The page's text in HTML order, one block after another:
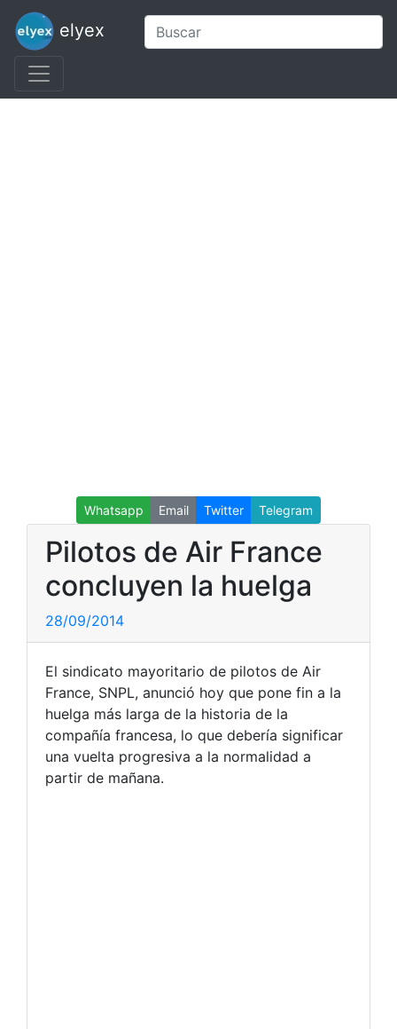
elyex
Whatsapp Email Twitter Telegram
Pilotos de Air France
concluyen la huelga
28/09/2014
El sindicato mayoritario de pilotos de Air
France, SNPL, anunció hoy que pone fin a la
huelga más larga de la historia de la
compañía francesa, lo que debería significar
una vuelta progresiva a la normalidad a
partir de mañana.